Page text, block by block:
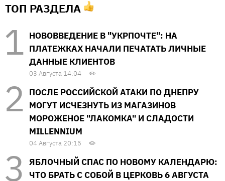
ТОП РАЗДЕЛА
НОВОВВЕДЕНИЕ В "УКРПОЧТЕ": НА
ПЛАТЕЖКАХ НАЧАЛИ ПЕЧАТАТЬ ЛИЧНЫЕ
ДАННЫЕ КЛИЕНТОВ
03 Августа 14:04
ПОСЛЕ РОССИЙСКОЙ АТАКИ ПО ДНЕПРУ
МОГУТ ИСЧЕЗНУТЬ ИЗ МАГАЗИНОВ
МОРОЖЕНОЕ "ЛАКОМКА" И СЛАДОСТИ
MILLENNIUM
04 Августа 20:15
ЯБЛОЧНЫЙ СПАС ПО НОВОМУ КАЛЕНДАРЮ:
ЧТО БРАТЬ С СОБОЙ В ЦЕРКОВЬ 6 АВГУСТА